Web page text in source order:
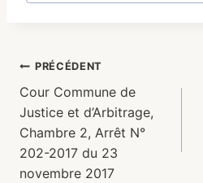
PRÉCÉDENT
Cour Commune de
Justice et d’Arbitrage,
Chambre 2, Arrêt N°
202-2017 du 23
novembre 2017